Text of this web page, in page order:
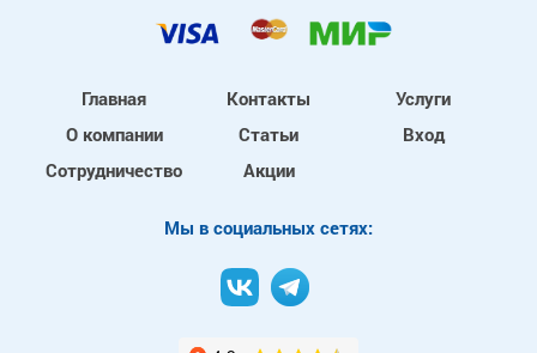
Главная
О компании
Сотрудничество
Контакты
Статьи
Акции
Услуги
Вход
Mы в социальных сетях: